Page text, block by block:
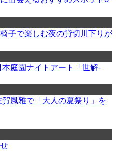
子で楽しむ夜の貸切川下りが
庭園ナイトアート「世解-
風雅で「大人の夏祭り」を